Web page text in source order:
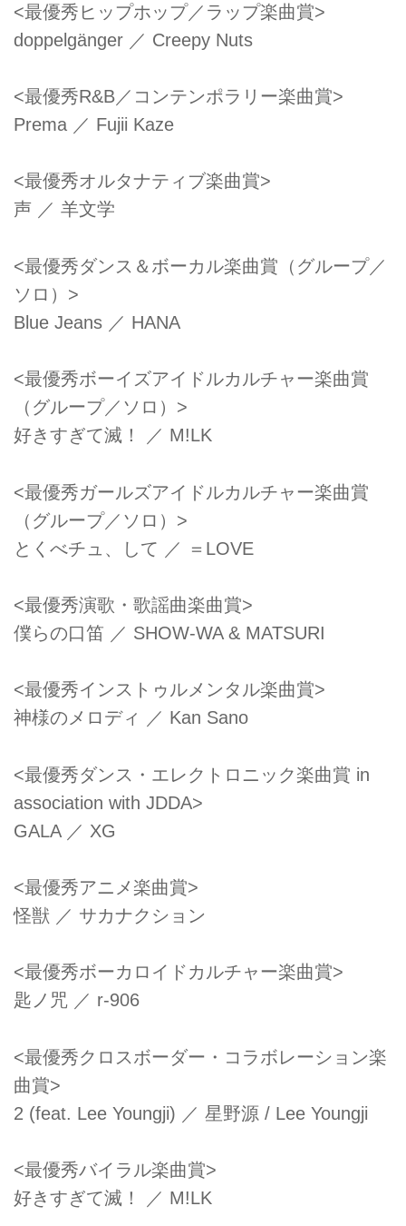
<最優秀ヒップホップ／ラップ楽曲賞>
doppelgänger ／ Creepy Nuts
<最優秀R&B／コンテンポラリー楽曲賞>
Prema ／ Fujii Kaze
<最優秀オルタナティブ楽曲賞>
声 ／ ⽺⽂学
<最優秀ダンス＆ボーカル楽曲賞（グループ／
ソロ）>
Blue Jeans ／ HANA
<最優秀ボーイズアイドルカルチャー楽曲賞
（グループ／ソロ）>
好きすぎて滅！ ／ M!LK
<最優秀ガールズアイドルカルチャー楽曲賞
（グループ／ソロ）>
とくべチュ、して ／ ＝LOVE
<最優秀演歌・歌謡曲楽曲賞>
僕らの⼝笛 ／ SHOW-WA & MATSURI
<最優秀インストゥルメンタル楽曲賞>
神様のメロディ ／ Kan Sano
<最優秀ダンス・エレクトロニック楽曲賞 in
association with JDDA>
GALA ／ XG
<最優秀アニメ楽曲賞>
怪獣 ／ サカナクション
<最優秀ボーカロイドカルチャー楽曲賞>
匙ノ咒 ／ r-906
<最優秀クロスボーダー・コラボレーション楽
曲賞>
2 (feat. Lee Youngji) ／ 星野源 / Lee Youngji
<最優秀バイラル楽曲賞>
好きすぎて滅！ ／ M!LK